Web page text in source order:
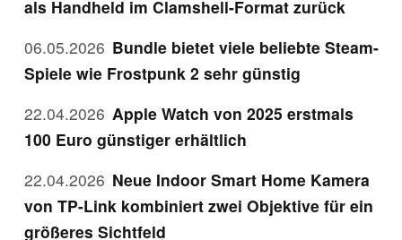
als Handheld im Clamshell-Format zurück
06.05.2026 Bundle bietet viele beliebte Steam-
Spiele wie Frostpunk 2 sehr günstig
22.04.2026 Apple Watch von 2025 erstmals
100 Euro günstiger erhältlich
22.04.2026 Neue Indoor Smart Home Kamera
von TP-Link kombiniert zwei Objektive für ein
größeres Sichtfeld